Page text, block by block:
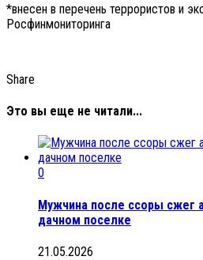
*внесен в перечень террористов и
Росфинмониторинга
Share
Это вы еще не читали...
0
Мужчина после ссоры сжег
дачном поселке
21.05.2026